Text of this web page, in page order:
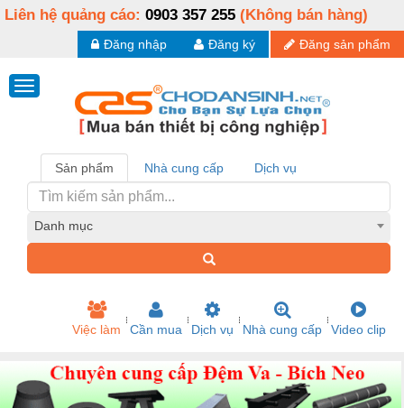
Liên hệ quảng cáo: 0903 357 255 (Không bán hàng)
Đăng sản phẩm
Đăng ký
Đăng nhập
Sản phẩm Nhà cung cấp Dịch vụ
Danh mục
Việc làm Cần mua Dịch vụ Nhà cung cấp Video clip